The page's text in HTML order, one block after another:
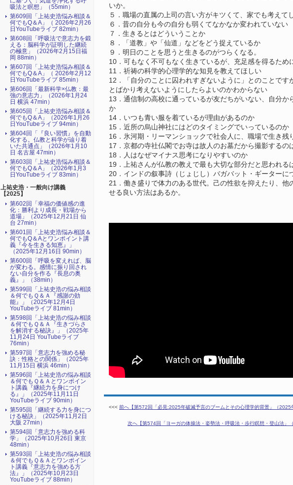
いか。
５．職場の直属の上司の言い方がキツくて、家でも考えて
６．昔の自分も今の自分も弱くてなかなか変われていない
７．生きるとはどういうことか
８．「道教」や「仙道」などをどう捉えているか
９．明日のことを思うと生きるのがつらくなる。
10．可もなく不可もなく生きているが、充足感を得るため
11．祈祷の科学的心理学的な知見を教えてほしい
12．「自分のことに囚われすぎないように」とのことです
とばかり考えないようにしたらよいのかわからない
13．通信制の高校に通っているが友だちがいない、自分か
か
14．いつも青い服を着ているが理由があるのか
15．近所の烏山神社にはどのタイミングでいっているのか
16．氷河期・リーマンショックで社会人に、職場で生き残
17．京都の寺社仏閣でお寺は故人のお墓だから撮影するの
18．人はなぜマイナス思考になりやすいのか
19．上祐さんが仏教の教えで最も大切な部分だと思われる
20．インドの叙事詩（じょじし）バガバット・ギーターに
21．働き盛りで体力のある世代。己の性欲を抑えたり、他
せる良い方法はあるか。
<<< 前へ【第572回「必見:2025年破滅予言のブームとその心理学的背景」（2025
次へ【第574回「ヨーガの体操法・姿勢法・呼吸法・歩行瞑想・登山法」
吸法と瞑想」（55min）
第609回「上祐史浩悩み相談＆
何でもQ＆A」（ 2026年2月26
日YouTubeライブ 82min）
第608回「呼吸法で意志力を鍛
える：脳科学が証明した継続
の極意」（2026年2月15日福
岡 88min）
第607回「上祐史浩悩み相談＆
何でもQ＆A」（ 2026年2月12
日YouTubeライブ 85min）
第606回「最新科学×仏教：最
強の意志力」（2026年1月24
日 横浜 47min）
第605回「上祐史浩悩み相談＆
何でもQ＆A」（2026年1月26
日YouTubeライブ 94min）
第604回「『良い習慣』を自動
化する。仏教と科学が辿り着
いた共通点」（2026年1月10
日 名古屋 47min）
第603回「上祐史浩悩み相談＆
何でもQ＆A」（2026年1月3
日YouTubeライブ 83min）
上祐史浩・一般向け講義
【2025】
第602回「幸福の価値感の進
化：勝利より成長・戦場から
道場」（2025年12月21日 仙
台 27min）
第601回「上祐史浩悩み相談＆
何でもQ＆Aとワンポイント講
義『今を生きる知恵』」
（2025年12月16日 90min）
第600回「呼吸を変えれば、脳
が変わる。感情に振り回され
ない自分を作る『長息の奥
義』」（38min）
第599回「上祐史浩の悩み相談
＆何でもＱ＆Ａ『感謝の効
能』」（2025年12月4日
YouTubeライブ 81min）
第598回「上祐史浩の悩み相談
＆何でもＱ＆Ａ『生きづらさ
を解消する秘訣』​」（2025年
11月24日 YouTubeライブ
76min）
第597回「意志力を強める秘
訣：性格との関係」（2025年
11月15日 横浜 46min）
第596回「上祐史浩の悩み相談
＆何でもＱ＆Ａとワンポイン
ト講義『継続力を身につけ
る』​」（2025年11月11日
YouTubeライブ 90min）
第595回「継続する力を身につ
ける秘訣」（2025年11月2日
大阪 27min）
第594回「意志力を強める科
学」（2025年10月26日 東京
48min）
第593回「上祐史浩の悩み相談
＆何でもＱ＆Ａとワンポイン
ト講義『意志力を強める方
法』​」（2025年10月23日
YouTubeライブ 88min）